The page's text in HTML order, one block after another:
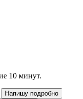
10 минут.
Напишу подробно